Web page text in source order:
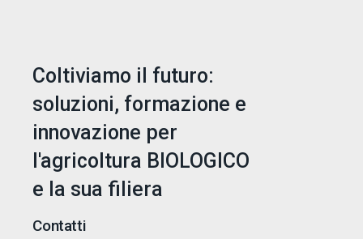
Coltiviamo il futuro:
soluzioni, formazione e
innovazione per
l'agricoltura BIOLOGICO
e la sua filiera
Contatti